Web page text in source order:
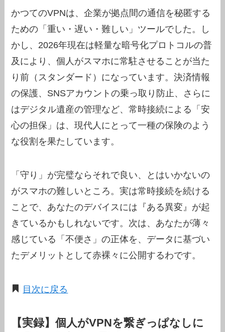
かつてのVPNは、企業が拠点間の通信を秘匿する
ための「重い・遅い・難しい」ツールでした。し
かし、2026年現在は軽量な暗号化プロトコルの普
及により、個人がスマホに常駐させることが当た
り前（スタンダード）になっています。決済情報
の保護、SNSアカウントの乗っ取り防止、さらに
はデジタル遺産の管理など、常時接続による「安
心の担保」は、現代人にとって一種の保険のよう
な役割を果たしています。
「守り」が完璧ならそれで良い、とはいかないの
がスマホの難しいところ。実は常時接続を続ける
ことで、あなたのデバイスには『ある異変』が起
きているかもしれないです。次は、あなたが薄々
感じている「不便さ」の正体を、データに基づい
たデメリットとして赤裸々に公開するわです。
目次に戻る
【実録】個人がVPNを繋ぎっぱなしに